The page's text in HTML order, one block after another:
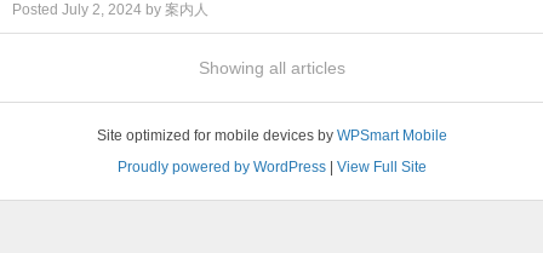
Posted July 2, 2024 by 案内人
Showing all articles
Site optimized for mobile devices by WPSmart Mobile
Proudly powered by WordPress| View Full Site